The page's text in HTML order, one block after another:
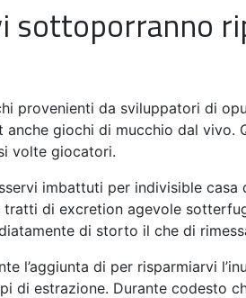
sottoporranno
provenienti da sviluppatori di
giochi di mucchio dal vivo.
volte giocatori.
imbattuti per indivisible
di excretion agevole
di storto il che di
l’aggiunta di per risparmiarvi
di estrazione. Durante codesto